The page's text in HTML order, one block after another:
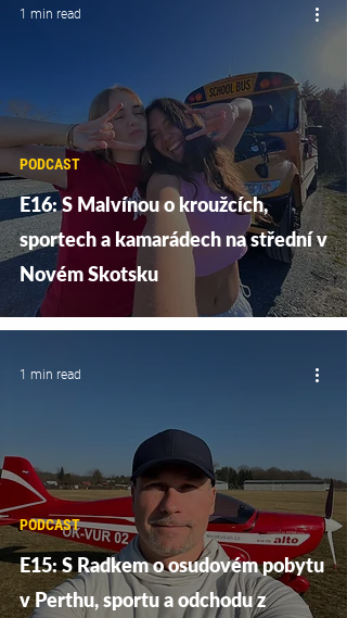
E16: S Malvínou o kroužcích,
sportech a kamarádech na střední v
Novém Skotsku
PODCAST
1 min read
E15: S Radkem o osudovém pobytu
v Perthu, sportu a odchodu z
PODCAST
1 min read